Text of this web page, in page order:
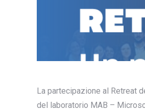
La partecipazione al Retreat
del laboratorio MAB –